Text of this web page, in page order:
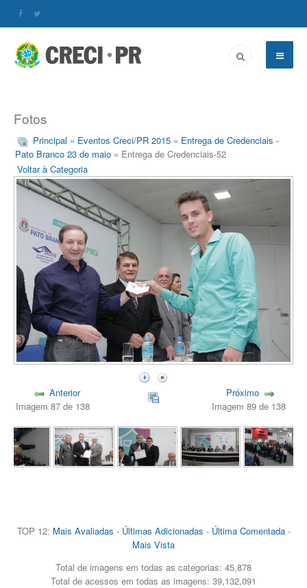
Fotos
Principal » Eventos Creci/PR 2015 » Entrega de Credenciais -
Pato Branco 23 de maio » Entrega de Credenciais-52
Voltar à Categoria
Anterior
Imagem 87 de 138
Próximo
Imagem 89 de 138
TOP 12: Mais Avaliadas - Últimas Adicionadas - Última Comentada-
Mais Vista
Total de imagens em todas as categorias: 45,878
Total de acessos em todas as imagens: 39,132,091